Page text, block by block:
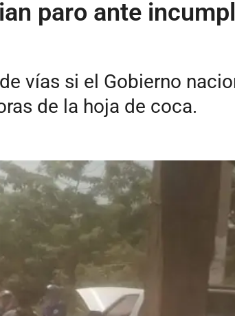
paro ante
vías si el Gobierno
de la hoja de coca.